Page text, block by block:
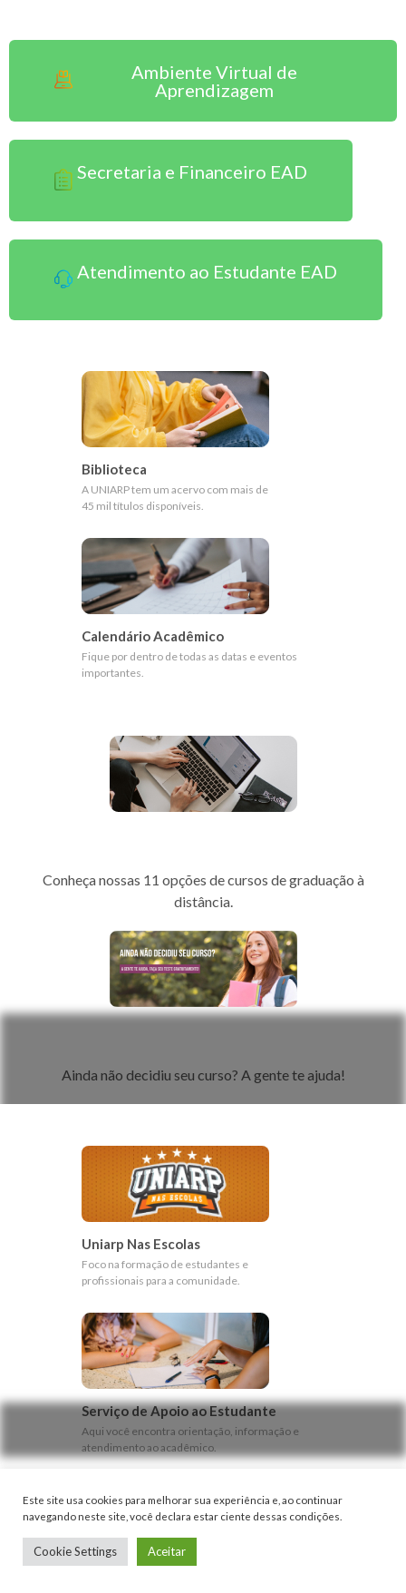
Este site usa cookies para melhorar sua experiência e, ao continuar
navegando neste site, você declara estar ciente dessas condições.
Cookie Settings Aceitar
Ambiente Virtual de
Aprendizagem
Secretaria e Financeiro EAD
Atendimento ao Estudante EAD
Calendário Acadêmico
Fique por dentro de todas as datas e eventos
importantes.
Biblioteca
A UNIARP tem um acervo com mais de
45 mil títulos disponíveis.
Ainda não decidiu seu curso? A gente te ajuda!
Conheça nossas 11 opções de cursos de graduação à
distância.
Serviço de Apoio ao Estudante
Aqui você encontra orientação, informação e
atendimento ao acadêmico.
Uniarp Nas Escolas
Foco na formação de estudantes e
profissionais para a comunidade.